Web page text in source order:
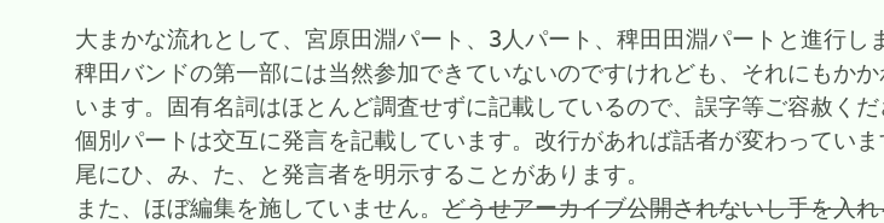
大まかな流れとして、宮原田淵パート、3人パート、稗田田淵パートと進行し
稗田バンドの第一部には当然参加できていないのですけれども、それにもか
います。固有名詞はほとんど調査せずに記載しているので、誤字等ご容赦くだ
個別パートは交互に発言を記載しています。改行があれば話者が変わってい
尾にひ、み、た、と発言者を明示することがあります。
また、ほぼ編集を施していません。どうせアーカイブ公開されないし手を入